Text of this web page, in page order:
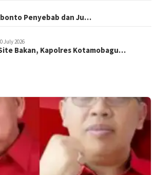
Penyebab dan Ju…
July 2026
Bakan, Kapolres Kotamobagu…